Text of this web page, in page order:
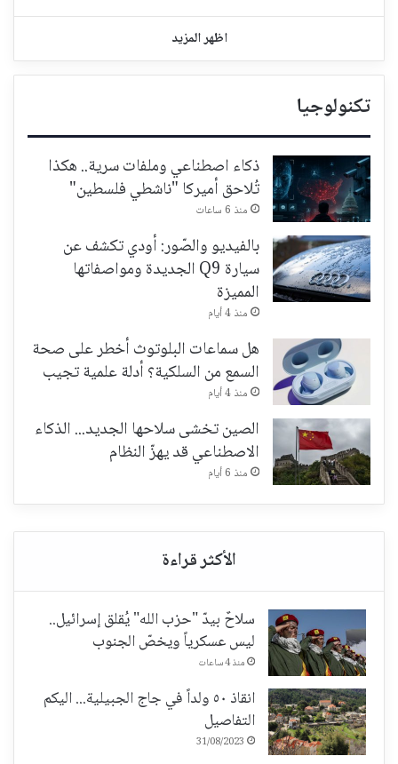
اظهر المزيد
تكنولوجيا
ذكاء اصطناعي وملفات سرية.. هكذا
تُلاحق أميركا "ناشطي فلسطين"
منذ 6 ساعات
بالفيديو والصّور: أودي تكشف عن
سيارة Q9 الجديدة ومواصفاتها
المميزة
منذ 4 أيام
هل سماعات البلوتوث أخطر على صحة
السمع من السلكية؟ أدلة علمية تجيب
منذ 4 أيام
الصين تخشى سلاحها الجديد... الذكاء
الاصطناعي قد يهزّ النظام
منذ 6 أيام
سلاحٌ بيدّ "حزب الله" يُقلق إسرائيل..
ليس عسكرياً ويخصّ الجنوب
منذ 4 ساعات
انقاذ ٥٠ ولداً في جاج الجبيلية... اليكم
التفاصيل
31/08/2023